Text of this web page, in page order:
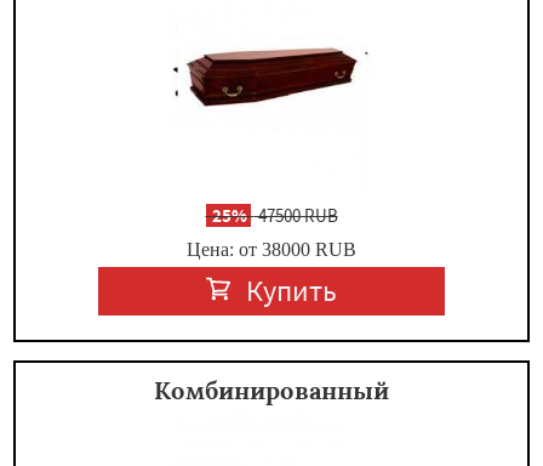
-25%47500 RUB
Цена: от 38000 RUB
Купить
Комбинированный